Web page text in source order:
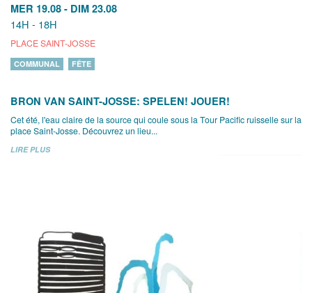
MER 19.08 - DIM 23.08
14H - 18H
PLACE SAINT-JOSSE
COMMUNAL FÊTE
BRON VAN SAINT-JOSSE: SPELEN! JOUER!
Cet été, l'eau claire de la source qui coule sous la Tour Pacific ruisselle sur la
place Saint-Josse. Découvrez un lieu...
LIRE PLUS